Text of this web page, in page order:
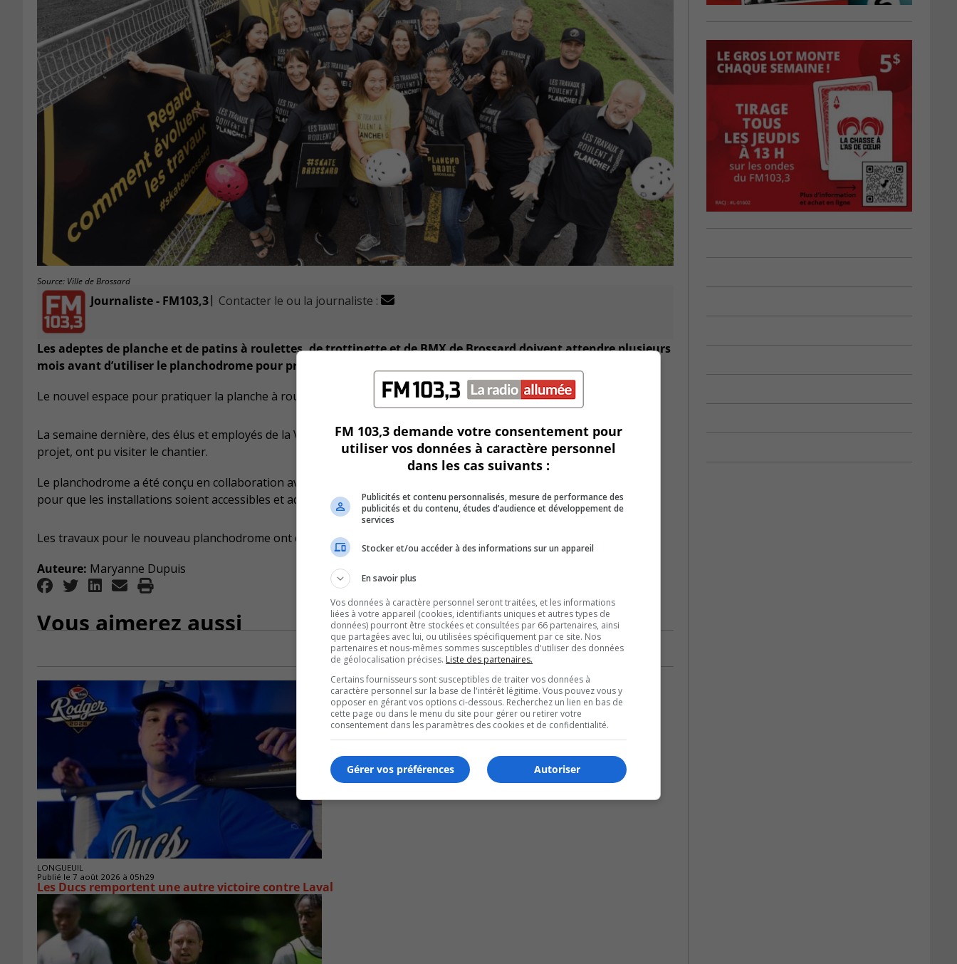
Source: Ville de Brossard
Journaliste - FM103,3| Contacter le ou la journaliste :
Les adeptes de planche et de patins à roulettes, de trottinette et de BMX de Brossard doivent attendre plusieurs
mois avant d’utiliser le planchodrome pour pratiquer leur sport.
Le nouvel espace pour pratiquer la planche à roulettes est situé au parc Poly-aréna, sur le boulevard de Rome.
La semaine dernière, des élus et employés de la Ville, accompagnés de citoyens membres du groupe de travail sur le
projet, ont pu visiter le chantier.
Le planchodrome a été conçu en collaboration avec un groupe de travail rassemblant des membres d’horizons variés
pour que les installations soient accessibles et adaptées pour les utilisateurs débutants comme experts.
Les travaux pour le nouveau planchodrome ont débuté à la fin juillet et une de l’ouverture officielle devrait suivre.
Auteure: Maryanne Dupuis
Vous aimerez aussi
LONGUEUIL
Publié le 7 août 2026 à 05h29
Les Ducs remportent une autre victoire contre Laval
FM 103,3 demande votre consentement pour
utiliser vos données à caractère personnel
dans les cas suivants :
Publicités et contenu personnalisés, mesure de performance des
publicités et du contenu, études d’audience et développement de
services
Stocker et/ou accéder à des informations sur un appareil
En savoir plus
Vos données à caractère personnel seront traitées, et les informations
liées à votre appareil (cookies, identifiants uniques et autres types de
données) pourront être stockées et consultées par 66 partenaires, ainsi
que partagées avec lui, ou utilisées spécifiquement par ce site. Nos
partenaires et nous-mêmes sommes susceptibles d'utiliser des données
de géolocalisation précises. Liste des partenaires.
Certains fournisseurs sont susceptibles de traiter vos données à
caractère personnel sur la base de l'intérêt légitime. Vous pouvez vous y
opposer en gérant vos options ci-dessous. Recherchez un lien en bas de
cette page ou dans le menu du site pour gérer ou retirer votre
consentement dans les paramètres des cookies et de confidentialité.
Autoriser
Gérer vos préférences